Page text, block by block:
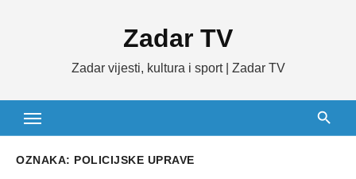
Zadar TV
Zadar vijesti, kultura i sport | Zadar TV
OZNAKA: POLICIJSKE UPRAVE